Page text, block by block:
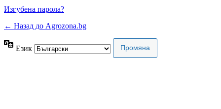
Изгубена парола?
← Назад до Agrozona.bg
Език